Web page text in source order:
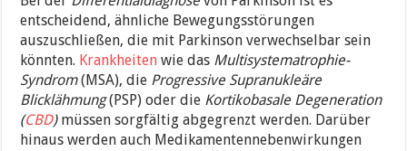
entscheidend, ähnliche Bewegungsstörungen
auszuschließen, die mit Parkinson verwechselbar sein
könnten. Krankheiten wie das Multisystematrophie-
Syndrom(MSA), die Progressive Supranukleäre
Blicklähmung(PSP) oder die Kortikobasale Degeneration
(CBD)müssen sorgfältig abgegrenzt werden. Darüber
hinaus werden auch Medikamentennebenwirkungen